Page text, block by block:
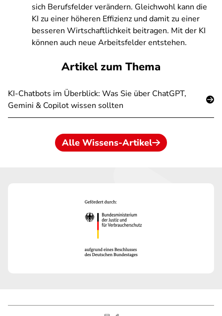
sich Berufsfelder verändern. Gleichwohl kann die
KI zu einer höheren Effizienz und damit zu einer
besseren Wirtschaftlichkeit beitragen. Mit der KI
können auch neue Arbeitsfelder entstehen.
Artikel zum Thema
KI-Chatbots im Überblick: Was Sie über ChatGPT,
Gemini & Copilot wissen sollten
Alle Wissens-Artikel